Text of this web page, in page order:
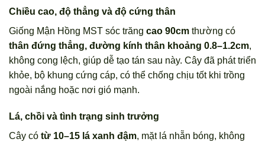
Chiều cao, độ thẳng và độ cứng thân
Giống Mận Hồng MST sóc trăng cao 90cm thường có
thân đứng thẳng, đường kính thân khoảng 0.8–1.2cm,
không cong lệch, giúp dễ tạo tán sau này. Cây đã phát triển
khỏe, bộ khung cứng cáp, có thể chống chịu tốt khi trồng
ngoài nắng hoặc nơi gió mạnh.
Lá, chồi và tình trạng sinh trưởng
Cây có từ 10–15 lá xanh đậm, mặt lá nhẵn bóng, không